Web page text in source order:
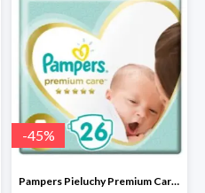
-45%
Pampers Pieluchy Premium Care 1 Newborn -44%